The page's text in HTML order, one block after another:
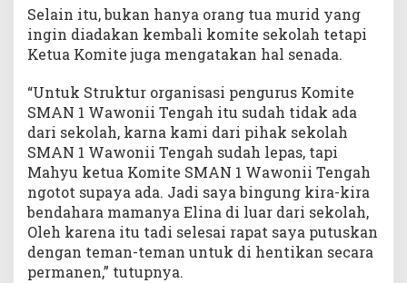
Selain itu, bukan hanya orang tua murid yang
ingin diadakan kembali komite sekolah tetapi
Ketua Komite juga mengatakan hal senada.
“Untuk Struktur organisasi pengurus Komite
SMAN 1 Wawonii Tengah itu sudah tidak ada
dari sekolah, karna kami dari pihak sekolah
SMAN 1 Wawonii Tengah sudah lepas, tapi
Mahyu ketua Komite SMAN 1 Wawonii Tengah
ngotot supaya ada. Jadi saya bingung kira-kira
bendahara mamanya Elina di luar dari sekolah,
Oleh karena itu tadi selesai rapat saya putuskan
dengan teman-teman untuk di hentikan secara
permanen,” tutupnya.